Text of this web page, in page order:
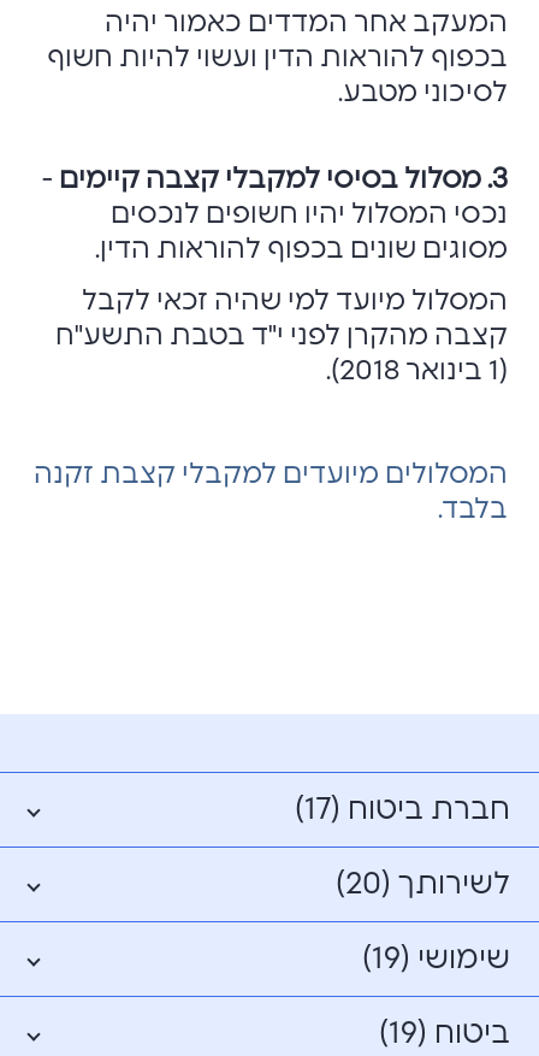
המעקב אחר המדדים כאמור יהיה
בכפוף להוראות הדין ועשוי להיות חשוף
לסיכוני מטבע.
3. מסלול בסיסי למקבלי קצבה קיימים
-
נכסי המסלול יהיו חשופים לנכסים
מסוגים שונים בכפוף להוראות הדין.
המסלול מיועד למי שהיה זכאי לקבל
קצבה מהקרן לפני י"ד בטבת התשע"ח
(1 בינואר 2018).
המסלולים מיועדים למקבלי קצבת זקנה
בלבד.
חברת ביטוח (17)
לשירותך (20)
שימושי (19)
ביטוח (19)